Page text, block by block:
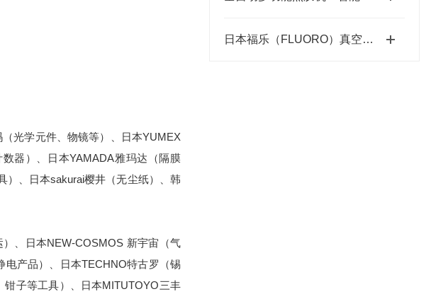
日本福乐（FLUORO）真空吸笔半导体精密搬运工具-藤田光学
光学元件、物镜等）、日本YUMEX
器）、日本YAMADA雅玛达（隔膜
）、日本sakurai樱井（无尘纸）、韩
、日本NEW-COSMOS 新宇宙（气
电产品）、日本TECHNO特古罗（锡
子等工具）、日本MITUTOYO三丰